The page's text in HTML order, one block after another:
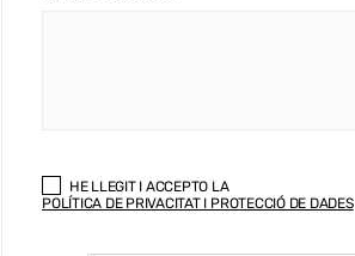
HE LLEGIT I ACCEPTO LA
POLÍTICA DE PRIVACITAT I PROTECCIÓ DE DADES